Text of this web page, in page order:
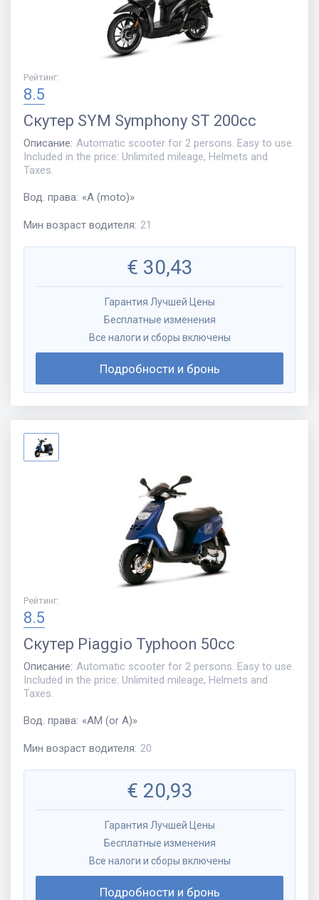
Рейтинг:
8.5
Скутер SYM Symphony ST 200cc
Описание: Automatic scooter for 2 persons. Easy to use.
Included in the price: Unlimited mileage, Helmets and
Taxes.
Вод. права: «A (moto)»
Мин возраст водителя: 21
€ 30,43
Гарантия Лучшей Цены
Бесплатные изменения
Все налоги и сборы включены
Подробности и бронь
Рейтинг:
8.5
Скутер Piaggio Typhoon 50cc
Описание: Automatic scooter for 2 persons. Easy to use.
Included in the price: Unlimited mileage, Helmets and
Taxes.
Вод. права: «AM (or A)»
Мин возраст водителя: 20
€ 20,93
Гарантия Лучшей Цены
Бесплатные изменения
Все налоги и сборы включены
Подробности и бронь